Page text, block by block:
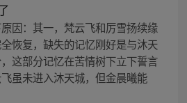
因：其一，梵云飞和厉雪扬续缘
恢复，缺失的记忆刚好是与沐天
这部分记忆在苦情树下立下誓言
虽未进入沐天城，但金晨曦能